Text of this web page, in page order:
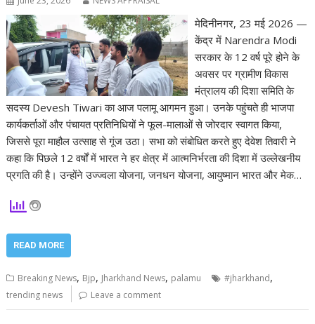
मेदिनीनगर, 23 मई 2026 —
केंद्र में Narendra Modi
सरकार के 12 वर्ष पूरे होने के
अवसर पर ग्रामीण विकास
मंत्रालय की दिशा समिति के
सदस्य Devesh Tiwari का आज पलामू आगमन हुआ। उनके पहुंचते ही भाजपा
कार्यकर्ताओं और पंचायत प्रतिनिधियों ने फूल-मालाओं से जोरदार स्वागत किया,
जिससे पूरा माहौल उत्साह से गूंज उठा। सभा को संबोधित करते हुए देवेश तिवारी ने
कहा कि पिछले 12 वर्षों में भारत ने हर क्षेत्र में आत्मनिर्भरता की दिशा में उल्लेखनीय
प्रगति की है। उन्होंने उज्ज्वला योजना, जनधन योजना, आयुष्मान भारत और मेक…
READ MORE
Breaking News, Bjp, Jharkhand News, palamu #jharkhand,
trending news Leave a comment